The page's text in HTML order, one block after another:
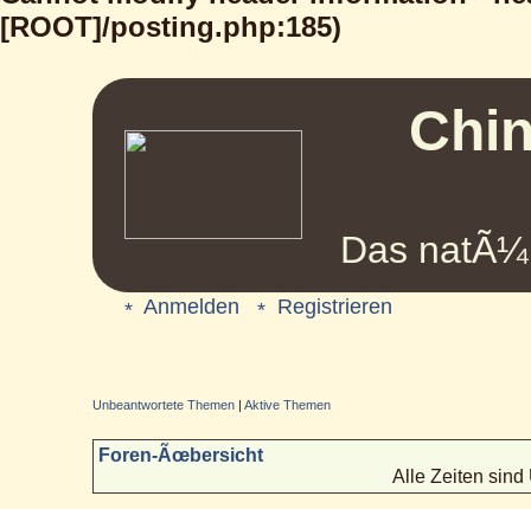
[ROOT]/posting.php:185)
Das
Anmelden Registrieren
Unbeantwortete Themen |Aktive Themen
Foren-Ãœbersicht
Alle Zeiten sind